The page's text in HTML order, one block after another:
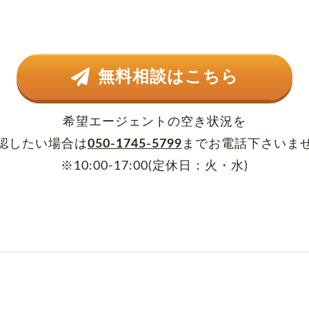
無料相談はこちら
希望エージェントの空き状況を
したい場合は050-1745-5799 までお電話下さいま
※10:00-17:00(定休日：火・水)